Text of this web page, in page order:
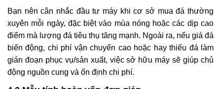
Bạn nên cân nhắc đầu tư máy khi cơ sở mua đá thường
xuyên mỗi ngày, đặc biệt vào mùa nóng hoặc các dịp cao
điểm mà lượng đá tiêu thụ tăng mạnh. Ngoài ra, nếu giá đá
biến động, chi phí vận chuyển cao hoặc hay thiếu đá làm
gián đoạn phục vụ/sản xuất, việc sở hữu máy sẽ giúp chủ
động nguồn cung và ổn định chi phí.